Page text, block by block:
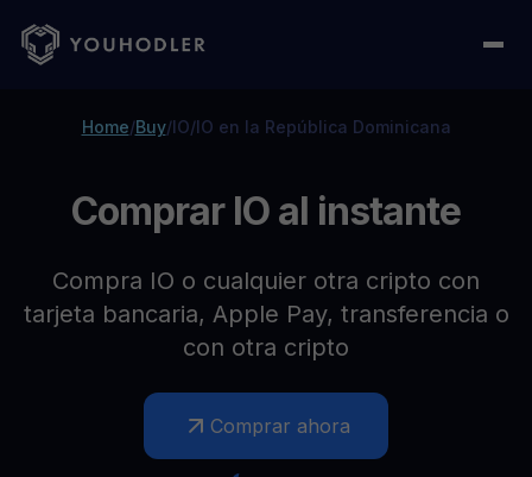
Home/Buy/IO/IO en la República Dominicana
Comprar IO al instante
Compra IO o cualquier otra cripto con
tarjeta bancaria, Apple Pay, transferencia o
con otra cripto
Comprar ahora